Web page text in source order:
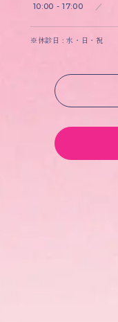
10:00 - 17:00 ／
※休診日 : 水・日・祝